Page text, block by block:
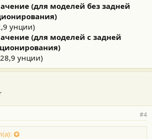
(для моделей без задней
унции)
(для моделей с задней
унции)
#4